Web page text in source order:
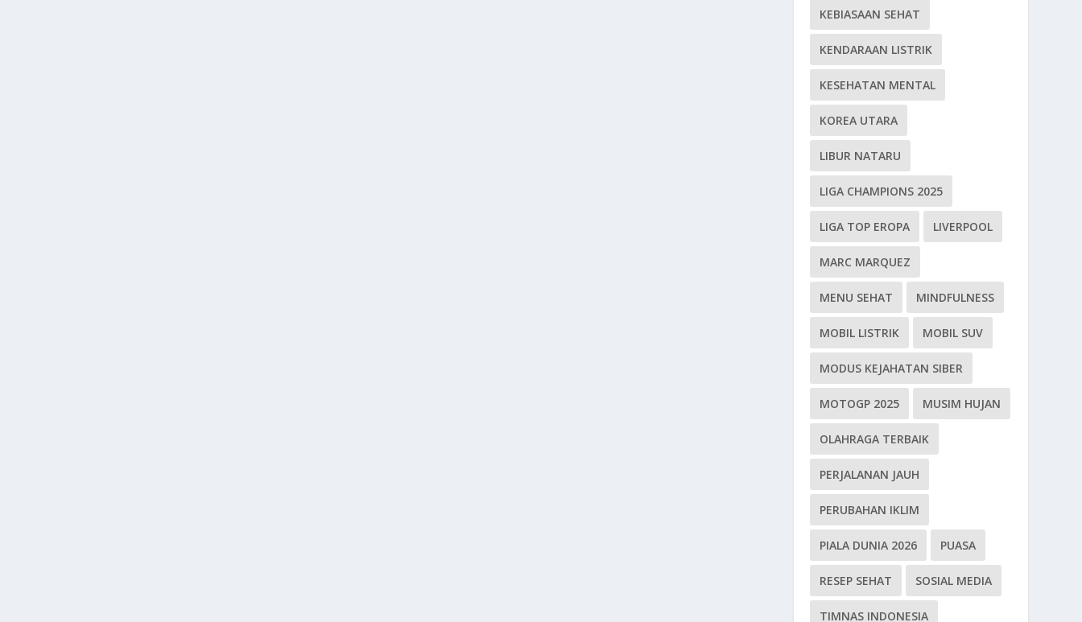
KEBIASAAN SEHAT
KENDARAAN LISTRIK
KESEHATAN MENTAL
KOREA UTARA
LIBUR NATARU
LIGA CHAMPIONS 2025
LIGA TOP EROPA LIVERPOOL
MARC MARQUEZ
MENU SEHAT MINDFULNESS
MOBIL LISTRIK MOBIL SUV
MODUS KEJAHATAN SIBER
MOTOGP 2025 MUSIM HUJAN
OLAHRAGA TERBAIK
PERJALANAN JAUH
PERUBAHAN IKLIM
PIALA DUNIA 2026 PUASA
RESEP SEHAT SOSIAL MEDIA
TIMNAS INDONESIA